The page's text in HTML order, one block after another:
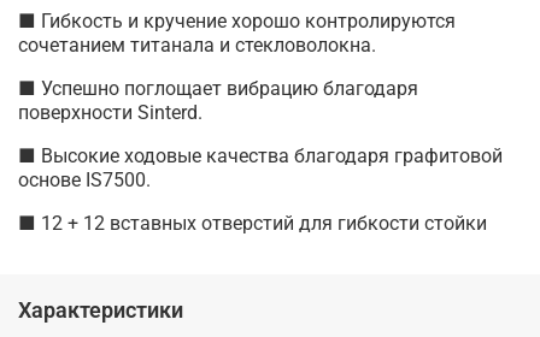
■ Гибкость и кручение хорошо контролируются
сочетанием титанала и стекловолокна.
■ Успешно поглощает вибрацию благодаря
поверхности Sinterd.
■ Высокие ходовые качества благодаря графитовой
основе IS7500.
■ 12 + 12 вставных отверстий для гибкости стойки
Характеристики